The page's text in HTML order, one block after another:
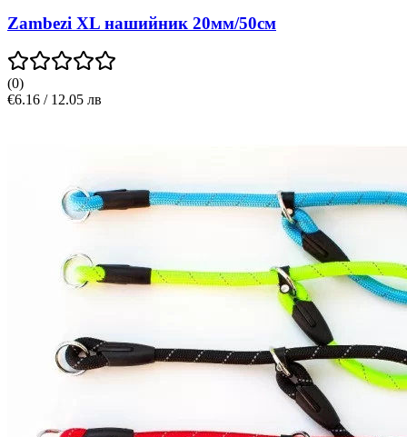
Zambezi XL нашийник 20мм/50см
(0)
€6.16 / 12.05 лв